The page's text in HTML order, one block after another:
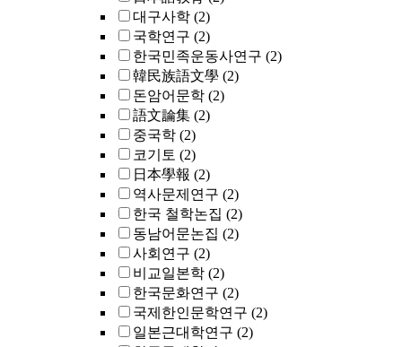
대구사학 (2)
국학연구 (2)
한국민족운동사연구 (2)
韓民族語文學 (2)
돈암어문학 (2)
語文論集 (2)
중국학 (2)
코기토 (2)
日本學報 (2)
역사문제연구 (2)
한국 철학논집 (2)
동남어문논집 (2)
사회연구 (2)
비교일본학 (2)
한국문화연구 (2)
국제한인문학연구 (2)
일본근대학연구 (2)